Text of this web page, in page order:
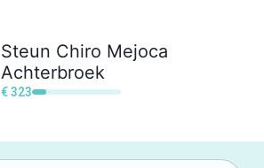
Steun Chiro Mejoca
Achterbroek
€ 323